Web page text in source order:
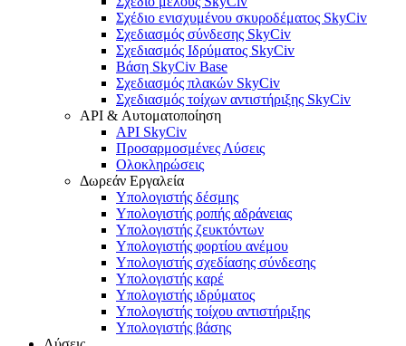
Σχέδιο ενισχυμένου σκυροδέματος SkyCiv
Σχεδιασμός σύνδεσης SkyCiv
Σχεδιασμός Ιδρύματος SkyCiv
Βάση SkyCiv Base
Σχεδιασμός πλακών SkyCiv
Σχεδιασμός τοίχων αντιστήριξης SkyCiv
API & Αυτοματοποίηση
API SkyCiv
Προσαρμοσμένες Λύσεις
Ολοκληρώσεις
Δωρεάν Εργαλεία
Υπολογιστής δέσμης
Υπολογιστής ροπής αδράνειας
Υπολογιστής ζευκτόντων
Υπολογιστής φορτίου ανέμου
Υπολογιστής σχεδίασης σύνδεσης
Υπολογιστής καρέ
Υπολογιστής ιδρύματος
Υπολογιστής τοίχου αντιστήριξης
Υπολογιστής βάσης